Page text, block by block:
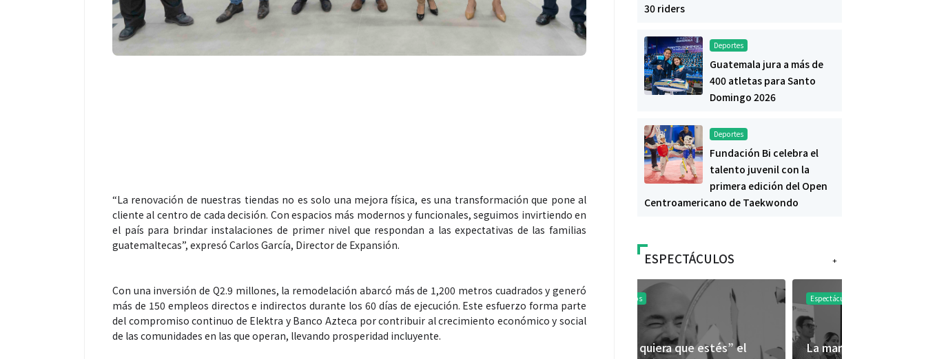
“La renovación de nuestras tiendas no es solo una mejora física, es una transformación que pone al
cliente al centro de cada decisión. Con espacios más modernos y funcionales, seguimos invirtiendo en
el país para brindar instalaciones de primer nivel que respondan a las expectativas de las familias
guatemaltecas”, expresó Carlos García, Director de Expansión.
Con una inversión de Q2.9 millones, la remodelación abarcó más de 1,200 metros cuadrados y generó
más de 150 empleos directos e indirectos durante los 60 días de ejecución. Este esfuerzo forma parte
del compromiso continuo de Elektra y Banco Azteca por contribuir al crecimiento económico y social
de las comunidades en las que operan, llevando prosperidad incluyente.
30 riders
Deportes
Guatemala jura a más de
400 atletas para Santo
Domingo 2026
Deportes
Fundación Bi celebra el
talento juvenil con la
primera edición del Open
Centroamericano de Taekwondo
+
ESPECTÁCULOS
Espectáculos
La marimba une generaciones: el
Espectáculos
Shakira rompe récords con “Dai